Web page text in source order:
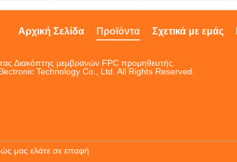
Σχετικά με εμάς
Προϊόντα
Αρχική Σελίδα
Διακόπτης μεμβρανών FPC προμηθευτής.
Technology Co., Ltd. All Rights Reserved.
μας ελάτε σε επαφή